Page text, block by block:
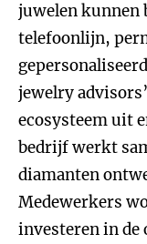
juwelen kunnen
telefoonlijn,
jewelry
ecosysteem uit
bedrijf werkt
diamanten
Medewerkers
investeren in de